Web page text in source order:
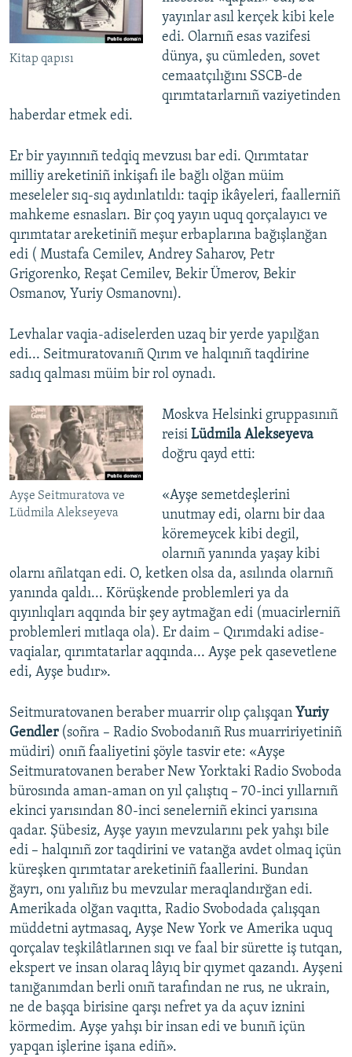
Kitap qapısı
yayınlar asıl kerçek kibi kele
edi. Olarnıñ esas vazifesi
dünya, şu cümleden, sovet
cemaatçılığını SSCB-de
qırımtatarlarnıñ vaziyetinden
haberdar etmek edi.
Er bir yayınnıñ tedqiq mevzusı bar edi. Qırımtatar
milliy areketiniñ inkişafı ile bağlı olğan müim
meseleler sıq-sıq aydınlatıldı: taqip ikâyeleri, faallerniñ
mahkeme esnasları. Bir çoq yayın uquq qorçalayıcı ve
qırımtatar areketiniñ meşur erbaplarına bağışlanğan
edi ( Mustafa Cemilev, Andrey Saharov, Petr
Grigorenko, Reşat Cemilev, Bekir Ümerov, Bekir
Osmanov, Yuriy Osmanovnı).
Levhalar vaqia-adiselerden uzaq bir yerde yapılğan
edi... Seitmuratovanıñ Qırım ve halqınıñ taqdirine
sadıq qalması müim bir rol oynadı.
Ayşe Seitmuratova ve
Lüdmila Alekseyeva
Moskva Helsinki gruppasınıñ
reisi Lüdmila Alekseyeva
doğru qayd etti:
«Ayşe semetdeşlerini
unutmay edi, olarnı bir daa
köremeycek kibi degil,
olarnıñ yanında yaşay kibi
olarnı añlatqan edi. O, ketken olsa da, asılında olarnıñ
yanında qaldı... Körüşkende problemleri ya da
qıyınlıqları aqqında bir şey aytmağan edi (muacirlerniñ
problemleri mıtlaqa ola). Er daim – Qırımdaki adise-
vaqialar, qırımtatarlar aqqında... Ayşe pek qasevetlene
edi, Ayşe budır».
Seitmuratovanen beraber muarrir olıp çalışqan Yuriy
Gendler(soñra – Radio Svobodanıñ Rus muarririyetiniñ
müdiri) onıñ faaliyetini şöyle tasvir ete: «Ayşe
Seitmuratovanen beraber New Yorktaki Radio Svoboda
bürosında aman-aman on yıl çalıştıq – 70-inci yıllarnıñ
ekinci yarısından 80-inci senelerniñ ekinci yarısına
qadar. Şübesiz, Ayşe yayın mevzularını pek yahşı bile
edi – halqınıñ zor taqdirini ve vatanğa avdet olmaq içün
küreşken qırımtatar areketiniñ faallerini. Bundan
ğayrı, onı yalıñız bu mevzular meraqlandırğan edi.
Amerikada olğan vaqıtta, Radio Svobodada çalışqan
müddetni aytmasaq, Ayşe New York ve Amerika uquq
qorçalav teşkilâtlarınen sıqı ve faal bir sürette iş tutqan,
ekspert ve insan olaraq lâyıq bir qıymet qazandı. Ayşeni
tanığanımdan berli onıñ tarafından ne rus, ne ukrain,
ne de başqa birisine qarşı nefret ya da açuv iznini
körmedim. Ayşe yahşı bir insan edi ve bunıñ içün
yapqan işlerine işana ediñ».